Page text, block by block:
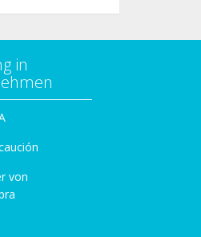
in
von